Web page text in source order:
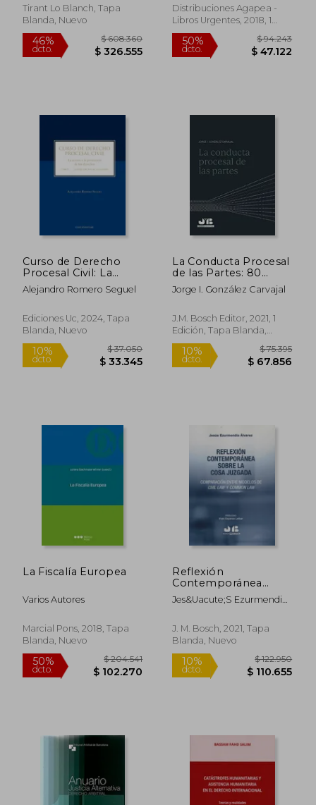
10%
$ 60.566
10%
dcto.
Tirant Lo Blanch, Tapa
Blanda, Nuevo
(Colección Premio
Brunet)
Distribuciones Agapea -
Libros Urgentes, 2018, 1
Edición, Tapa Blanda,
Nuevo
50%
dcto.
Curso de Derecho
Procesal Civil: La
Acción y la
Protección de los
Alejandro Romero Seguel
Ediciones Uc, 2024, Tapa
Blanda, Nuevo
La Conducta Procesal
de las Partes: 80
(Colección Procesal J.
M. Bosch Editor)
Jorge I. González Carvajal
J.M. Bosch Editor, 2021, 1
Edición, Tapa Blanda,
Nuevo
La Fiscalía Europea
Varios Autores
Marcial Pons, 2018, Tapa
Blanda, Nuevo
Reflexión
Contemporánea
Sobre la Cosa
Juzgada.
Modelos de Civil law y
Common law
Jes&Uacute;S Ezurmendia
J. M. Bosch, 2021, Tapa
Blanda, Nuevo